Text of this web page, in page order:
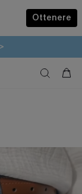
Ottenere
ACQUISTA